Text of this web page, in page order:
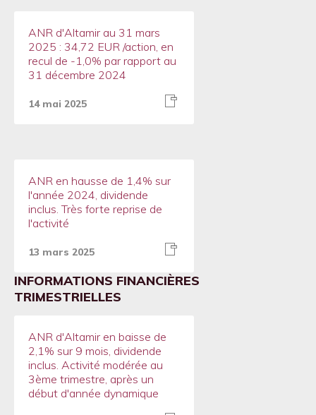
ANR d'Altamir au 31 mars
2025 : 34,72 EUR /action, en
recul de -1,0% par rapport au
31 décembre 2024
14 mai 2025
ANR en hausse de 1,4% sur
l'année 2024, dividende
inclus. Très forte reprise de
l'activité
13 mars 2025
INFORMATIONS FINANCIÈRES
TRIMESTRIELLES
ANR d'Altamir en baisse de
2,1% sur 9 mois, dividende
inclus. Activité modérée au
3ème trimestre, après un
début d'année dynamique